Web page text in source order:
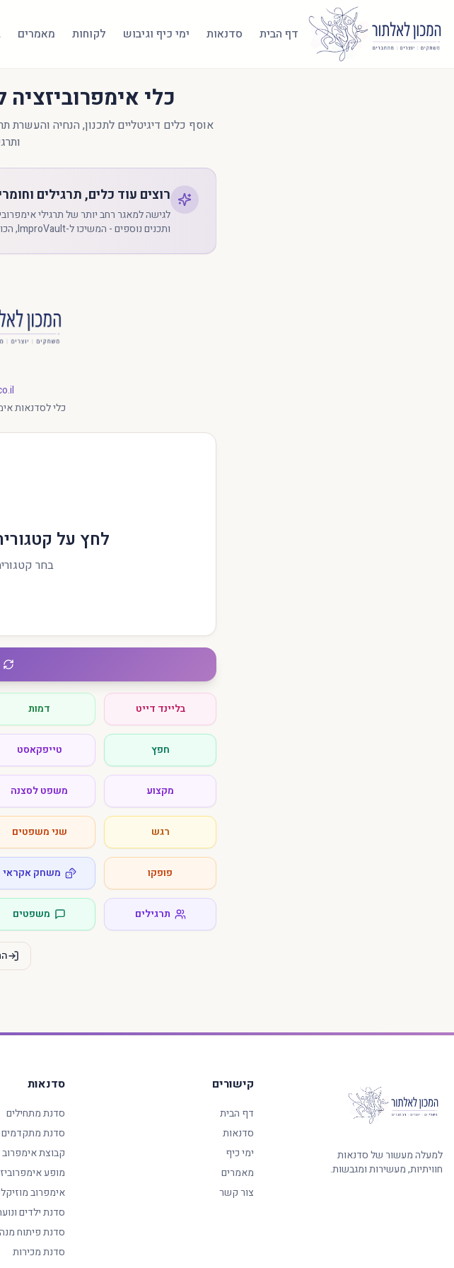
דף הבית סדנאות ימי כיף וגיבוש לקוחות מאמרים
כלי
אוסף כלים דיגיטליים לתכנון, הנחיה והעשרת
רוצים עוד כלים, תרגילים
לגישה למאגר רחב יותר של תרגילי
ותכנים נוספים - המשיכו ל-ImproVault, הכולל גם תכנים בעברית.
כלי לסדנאות
לחץ על
בחר
בליינד דייט דמות
חפץ טייפקאסט
מקצוע משפט לסצנה
רגש שני משפטים
פופקו משחק אקראי
תרגילים משפטים
למעלה מעשור של סדנאות
חוויתיות, מעשירות ומגבשות.
קישורים
דף הבית
סדנאות
ימי כיף
מאמרים
צור קשר
סדנאות
סדנת מתחילים
סדנת מתקדמים
קבוצת
מופע
אימפרוב
סדנת ילדים
סדנת פיתוח
סדנת מכירות